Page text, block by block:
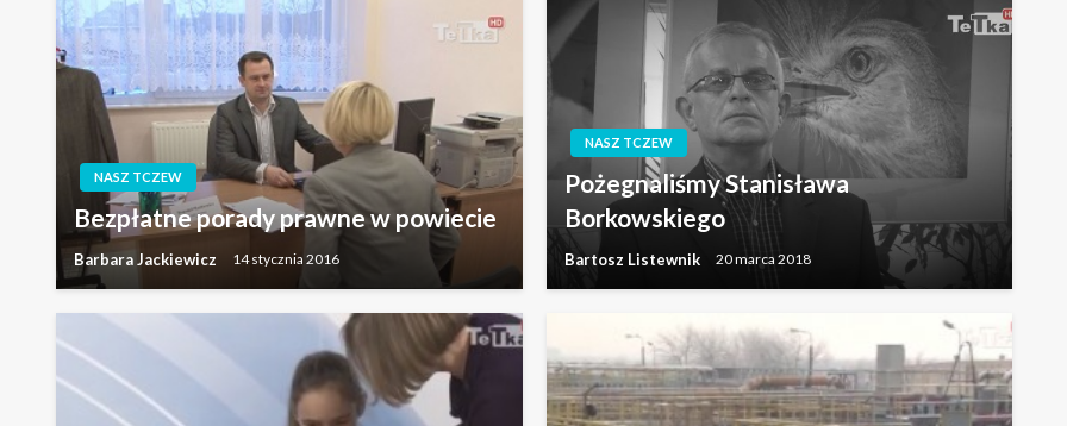
NASZ TCZEW
Bezpłatne porady prawne w powiecie
Barbara Jackiewicz 14 stycznia 2016
NASZ TCZEW
Pożegnaliśmy Stanisława
Borkowskiego
Bartosz Listewnik 20 marca 2018